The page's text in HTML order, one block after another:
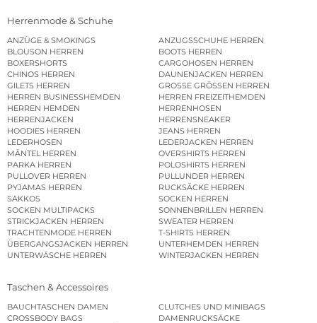
Herrenmode & Schuhe
ANZÜGE & SMOKINGS
ANZUGSSCHUHE HERREN
BLOUSON HERREN
BOOTS HERREN
BOXERSHORTS
CARGOHOSEN HERREN
CHINOS HERREN
DAUNENJACKEN HERREN
GILETS HERREN
GROSSE GRÖSSEN HERREN
HERREN BUSINESSHEMDEN
HERREN FREIZEITHEMDEN
HERREN HEMDEN
HERRENHOSEN
HERRENJACKEN
HERRENSNEAKER
HOODIES HERREN
JEANS HERREN
LEDERHOSEN
LEDERJACKEN HERREN
MÄNTEL HERREN
OVERSHIRTS HERREN
PARKA HERREN
POLOSHIRTS HERREN
PULLOVER HERREN
PULLUNDER HERREN
PYJAMAS HERREN
RUCKSÄCKE HERREN
SAKKOS
SOCKEN HERREN
SOCKEN MULTIPACKS
SONNENBRILLEN HERREN
STRICKJACKEN HERREN
SWEATER HERREN
TRACHTENMODE HERREN
T-SHIRTS HERREN
ÜBERGANGSJACKEN HERREN
UNTERHEMDEN HERREN
UNTERWÄSCHE HERREN
WINTERJACKEN HERREN
Taschen & Accessoires
BAUCHTASCHEN DAMEN
CLUTCHES UND MINIBAGS
CROSSBODY BAGS
DAMENRUCKSÄCKE